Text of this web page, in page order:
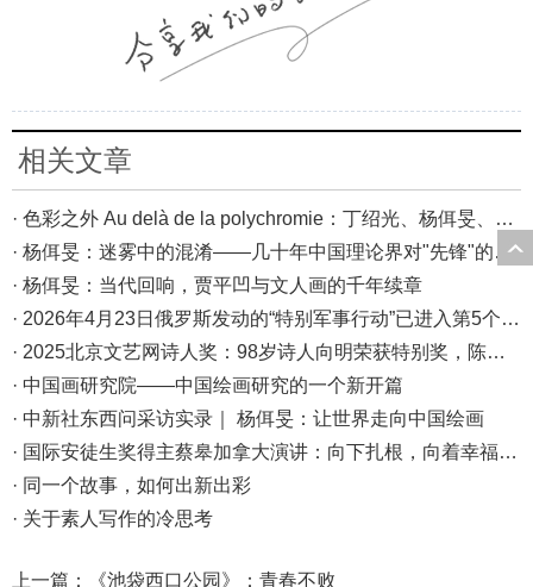
相关文章
· 色彩之外 Au delà de la polychromie：丁绍光、杨佴旻、Alain Cardenas·Castro巴黎展
· 杨佴旻：迷雾中的混淆——几十年中国理论界对"先锋"的误读，对创作的误导
· 杨佴旻：当代回响，贾平凹与文人画的千年续章
· 2026年4月23日俄罗斯发动的“特别军事行动”已进入第5个年头，俄乌局势最新综述
· 2025北京文艺网诗人奖：98岁诗人向明荣获特别奖，陈东东荣获诗人奖，茱萸荣获年度诗人奖！
· 中国画研究院——中国绘画研究的一个新开篇
· 中新社东西问采访实录｜ 杨佴旻：让世界走向中国绘画
· 国际安徒生奖得主蔡皋加拿大演讲：向下扎根，向着幸福奔跑
· 同一个故事，如何出新出彩
· 关于素人写作的冷思考
上一篇： 《池袋西口公园》：青春不败